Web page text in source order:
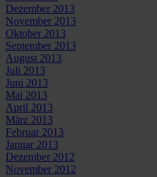
Dezember 2013
November 2013
Oktober 2013
September 2013
August 2013
Juli 2013
Juni 2013
Mai 2013
April 2013
März 2013
Februar 2013
Januar 2013
Dezember 2012
November 2012